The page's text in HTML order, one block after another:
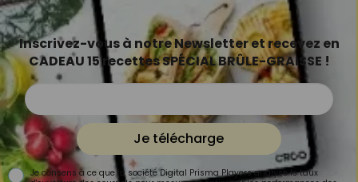
Inscrivez-vous à notre Newsletter et recevez en
CADEAU 15 recettes SPÉCIAL BRÛLE-GRAISSE !
Je télécharge
Je consens à ce que la société Digital Prisma Players analyse le taux